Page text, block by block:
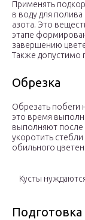
Применять
в воду для
азота. Это
этапе
завершению
Также допустимо
Обрезка
Обрезать побеги
это время
выполняют после
укоротить
обильного
Кусты
Подготовка